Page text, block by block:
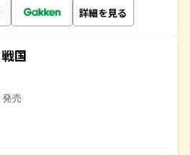
詳細を見る
国
発売